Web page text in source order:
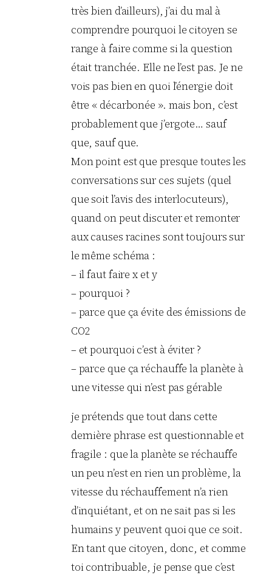
très bien d’ailleurs), j’ai du mal à
comprendre pourquoi le citoyen se
range à faire comme si la question
était tranchée. Elle ne l’est pas. Je ne
vois pas bien en quoi l’énergie doit
être « décarbonée ». mais bon, c’est
probablement que j’ergote… sauf
que, sauf que.
Mon point est que presque toutes les
conversations sur ces sujets (quel
que soit l’avis des interlocuteurs),
quand on peut discuter et remonter
aux causes racines sont toujours sur
le même schéma :
– il faut faire x et y
– pourquoi ?
– parce que ça évite des émissions de
CO2
– et pourquoi c’est à éviter ?
– parce que ça réchauffe la planète à
une vitesse qui n’est pas gérable
je prétends que tout dans cette
dernière phrase est questionnable et
fragile : que la planète se réchauffe
un peu n’est en rien un problème, la
vitesse du réchauffement n’a rien
d’inquiétant, et on ne sait pas si les
humains y peuvent quoi que ce soit.
En tant que citoyen, donc, et comme
toi contribuable, je pense que c’est